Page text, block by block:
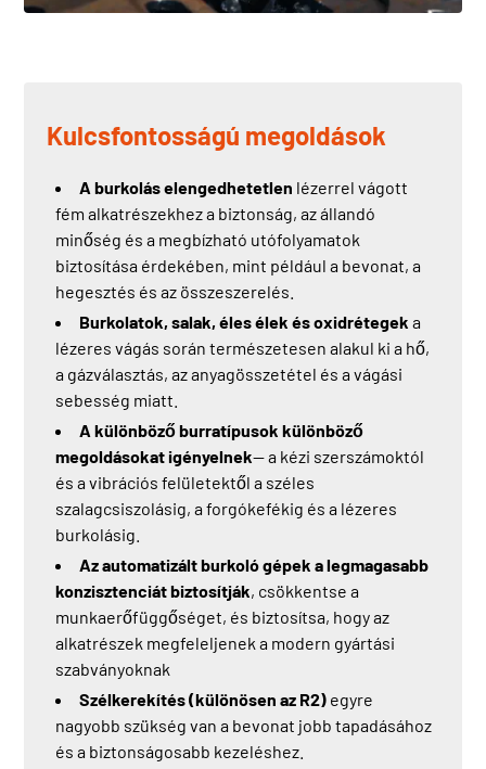
Kulcsfontosságú megoldások
A burkolás elengedhetetlen lézerrel vágott
fém alkatrészekhez a biztonság, az állandó
minőség és a megbízható utófolyamatok
biztosítása érdekében, mint például a bevonat, a
hegesztés és az összeszerelés.
Burkolatok, salak, éles élek és oxidrétegek a
lézeres vágás során természetesen alakul ki a hő,
a gázválasztás, az anyagösszetétel és a vágási
sebesség miatt.
A különböző burratípusok különböző
megoldásokat igényelnek— a kézi szerszámoktól
és a vibrációs felületektől a széles
szalagcsiszolásig, a forgókefékig és a lézeres
burkolásig.
Az automatizált burkoló gépek a legmagasabb
konzisztenciát biztosítják, csökkentse a
munkaerőfüggőséget, és biztosítsa, hogy az
alkatrészek megfeleljenek a modern gyártási
szabványoknak
Szélkerekítés (különösen az R2)egyre
nagyobb szükség van a bevonat jobb tapadásához
és a biztonságosabb kezeléshez.